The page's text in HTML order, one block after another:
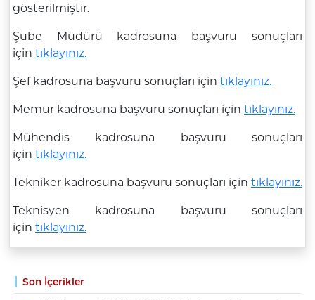
Son İçerikler
gösterilmiştir.
Şube Müdürü kadrosuna başvuru sonuçları
için tıklayınız.
Şef kadrosuna başvuru sonuçları için tıklayınız.
Memur kadrosuna başvuru sonuçları için tıklayınız.
Mühendis kadrosuna başvuru sonuçları
için tıklayınız.
Tekniker kadrosuna başvuru sonuçları için tıklayınız.
Teknisyen kadrosuna başvuru sonuçları
için tıklayınız.